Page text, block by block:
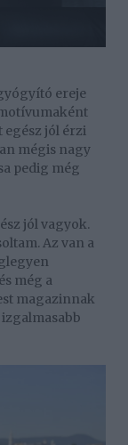
ereje
egész jól érzi
mégis nagy
pedig még
jól vagyok.
Az van a
még a
magazinnak